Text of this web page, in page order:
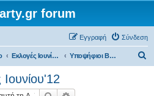
forum
Σύνδεση
Εγγραφή
Εκλογές Ιουνίου 2012 Υποψήφιοι Βουλευτές Ιουνίου'12